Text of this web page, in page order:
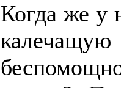
Когда же у